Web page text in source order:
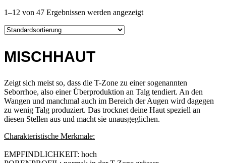
1–12 von 47 Ergebnissen werden angezeigt
MISCHHAUT
Zeigt sich meist so, dass die T-Zone zu einer sogenannten
Seborrhoe, also einer Überproduktion an Talg tendiert. An den
Wangen und manchmal auch im Bereich der Augen wird dagegen
zu wenig Talg produziert. Das trocknet deine Haut speziell an
diesen Stellen aus und macht sie unausgeglichen.
Charakteristische Merkmale:
EMPFIND­LICHKEIT: hoch